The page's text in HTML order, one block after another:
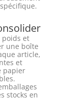
poids et
une boîte
article,
et
papier
stocks en